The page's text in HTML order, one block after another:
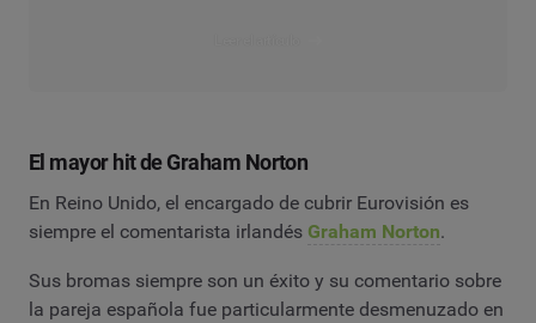
El mayor hit de Graham Norton
En Reino Unido, el encargado de cubrir Eurovisión es
siempre el comentarista irlandés Graham Norton.
Sus bromas siempre son un éxito y su comentario sobre
la pareja española fue particularmente desmenuzado en